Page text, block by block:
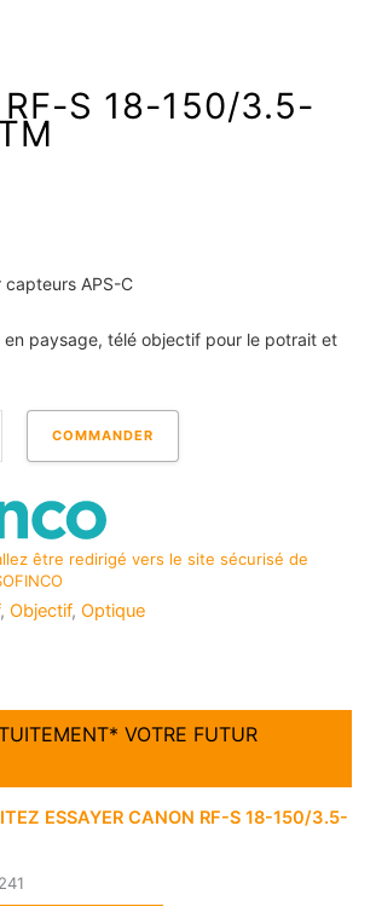
RF-S 18-150/3.5-
capteurs APS-C
en paysage, télé objectif pour le potrait et
COMMANDER
être redirigé vers le site sécurisé de
, Objectif, Optique
VOTRE FUTUR
ESSAYER CANON RF-S 18-150/3.5-